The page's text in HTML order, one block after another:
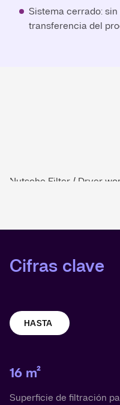
Sistema cerrado:
transferencia del
Nutsche Filter / Dryer
Cifras clave
HASTA
16 m²
Superficie de filtración